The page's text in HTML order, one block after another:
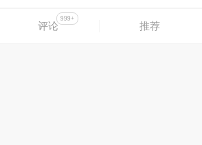
评论
999+
推荐